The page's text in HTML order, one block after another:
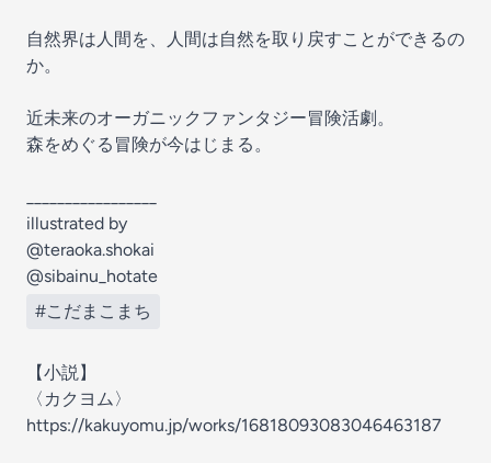
自然界は人間を、人間は自然を取り戻すことができるの
か。
近未来のオーガニックファンタジー冒険活劇。
森をめぐる冒険が今はじまる。
illustrated by
@teraoka.shokai
@sibainu_hotate
#こだまこまち
【小説】
〈カクヨム〉
https://kakuyomu.jp/works/16818093083046463187